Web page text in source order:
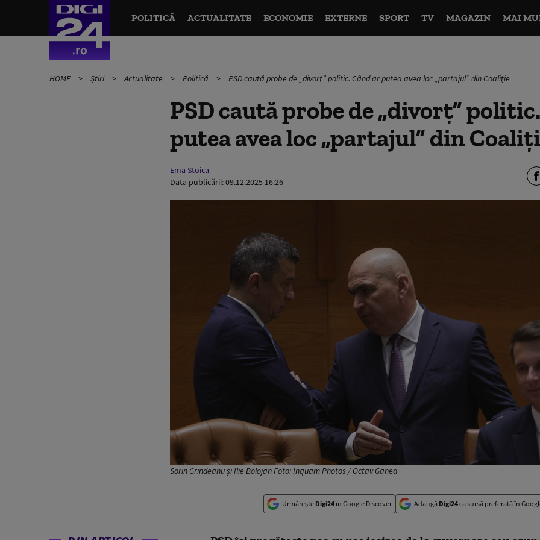
POLITICĂ ACTUALITATE ECONOMIE EXTERNE SPORT TV MAGAZIN MAI
HOME Știri Actualitate Politică PSD caută probe de „divorț” politic. Când ar putea avea loc „partajul” din Coaliție
PSD caută probe de „divorț”
putea avea loc „partajul” din
Ema Stoica
Data publicării:09.12.2025 16:26
Sorin Grindeanu și Ilie Bolojan Foto: Inquam Photos / Octav Ganea
Urmărește Digi24în Google Discover Adaugă Digi24ca sursă preferată în